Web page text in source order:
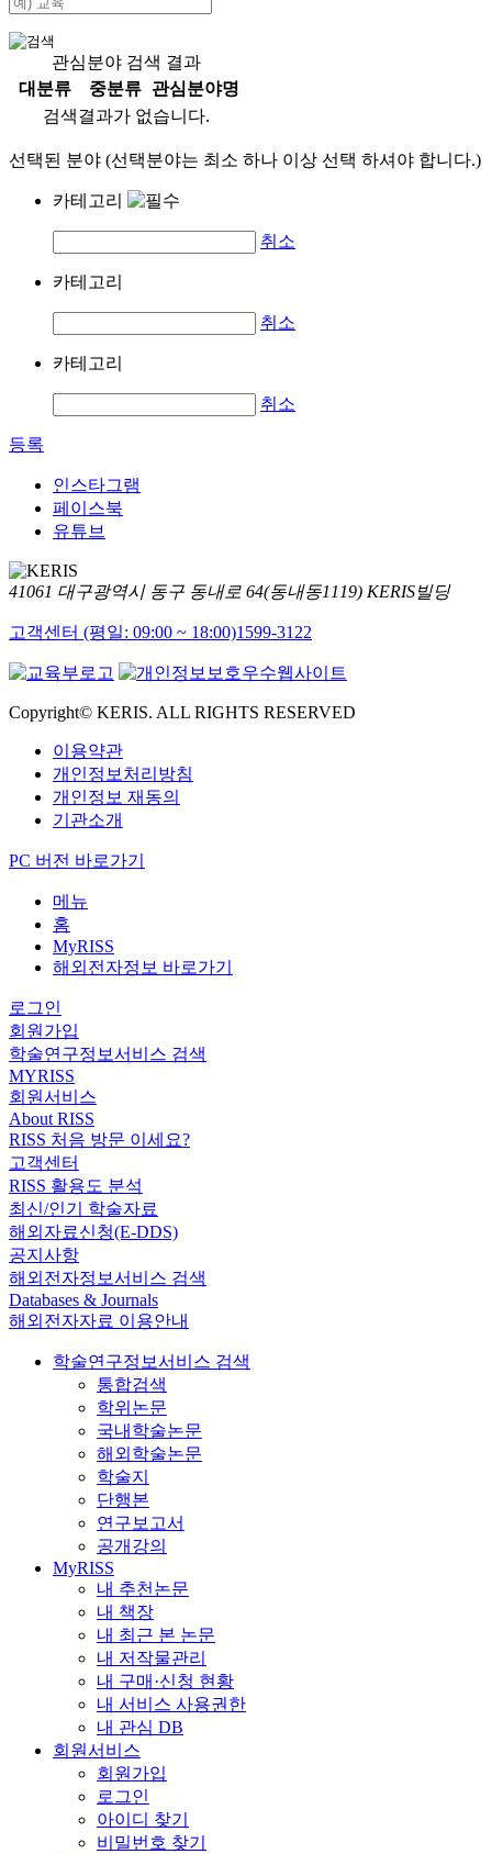
관심분야 검색 결과
대분류
중분류
관심분야명
검색결과가 없습니다.
선택된 분야 (선택분야는 최소 하나 이상 선택 하셔야 합니다.)
카테고리
취소
카테고리
취소
카테고리
취소
등록
인스타그램
페이스북
유튜브
41061 대구광역시 동구 동내로 64(동내동1119) KERIS빌딩
고객센터 (평일: 09:00 ~ 18:00)1599-3122
Copyright© KERIS. ALL RIGHTS RESERVED
이용약관
개인정보처리방침
개인정보 재동의
기관소개
PC 버전 바로가기
메뉴
홈
MyRISS
해외전자정보 바로가기
로그인
회원가입
학술연구정보서비스 검색
MYRISS
회원서비스
About RISS
RISS 처음 방문 이세요?
고객센터
RISS 활용도 분석
최신/인기 학술자료
해외자료신청(E-DDS)
공지사항
해외전자정보서비스 검색
Databases & Journals
해외전자자료 이용안내
학술연구정보서비스 검색
통합검색
학위논문
국내학술논문
해외학술논문
학술지
단행본
연구보고서
공개강의
MyRISS
내 추천논문
내 책장
내 최근 본 논문
내 저작물관리
내 구매·신청 현황
내 서비스 사용권한
내 관심 DB
회원서비스
회원가입
로그인
아이디 찾기
비밀번호 찾기